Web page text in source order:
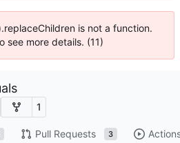
is not a function.
see more details. (11)
1
Pull Requests 3